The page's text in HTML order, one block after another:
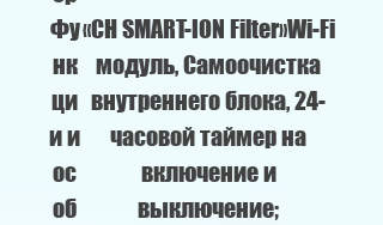
Фу
нк
ци
и и
ос
об
«CH SMART-ION Filter»Wi-Fi
модуль, Самоочистка
внутреннего блока, 24-
часовой таймер на
включение и
выключение;